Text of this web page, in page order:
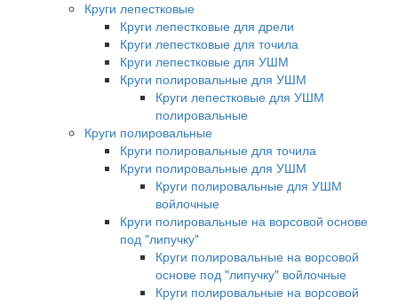
Круги лепестковые
Круги лепестковые для дрели
Круги лепестковые для точила
Круги лепестковые для УШМ
Круги полировальные для УШМ
Круги лепестковые для УШМ
полировальные
Круги полировальные
Круги полировальные для точила
Круги полировальные для УШМ
Круги полировальные для УШМ
войлочные
Круги полировальные на ворсовой основе
под "липучку"
Круги полировальные на ворсовой
основе под "липучку" войлочные
Круги полировальные на ворсовой